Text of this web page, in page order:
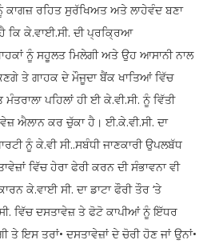
ਕਾਗਜ਼ ਰਹਿਤ ਸੁਰੱਖਿਅਤ ਅਤੇ ਲਾਹੇਵੰਦ ਬਣਾ
ਕਿ ਕੇ.ਵਾਈ.ਸੀ. ਦੀ ਪ੍ਰਕ੍ਰਿਆ
ਨੂੰ ਸਹੂਲਤ ਮਿਲੇਗੀ ਅਤੇ ਉਹ ਆਸਾਨੀ ਨਾਲ
ਤੇ ਗਾਹਕ ਦੇ ਮੌਜੂਦਾ ਬੈਂਕ ਖਾਤਿਆਂ ਵਿੱਚ
ਪਹਿਲਾਂ ਹੀ ਈ ਕੇ.ਵੀ.ਸੀ. ਨੂੰ ਵਿੱਤੀ
ਐਲਾਨ ਕਰ ਚੁੱਕਾ ਹੈ। ਈ.ਕੇ.ਵੀ.ਸੀ. ਦਾ
ਨੂੰ ਕੇ.ਵੀ ਸੀ..ਸਬੰਧੀ ਜਾਣਕਾਰੀ ਉਪਲਬੱਧ
ਵਿੱਚ ਹੇਰਾ ਫੇਰੀ ਕਰਨ ਦੀ ਸੰਭਾਵਨਾ ਵੀ
ਕੇ.ਵਾਈ ਸੀ. ਦਾ ਡਾਟਾ ਫੌਰੀ ਤੌਰ ‘ਤੇ
ਵਿੱਚ ਦਸਤਾਵੇਜ਼ ਤੇ ਫੋਟੋ ਕਾਪੀਆਂ ਨੂੰ ਇੱਧਰ
ਤੇ ਇਸ ਤਰਾਂ• ਦਸਤਾਵੇਜ਼ਾਂ ਦੇ ਚੋਰੀ ਹੋਣ ਜਾਂ ਉਨਾਂ•